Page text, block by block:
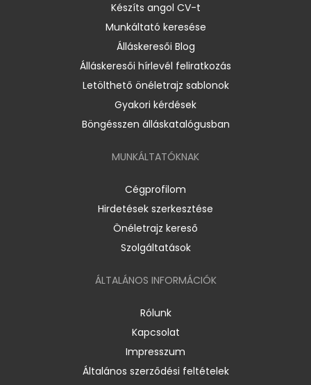
Készíts angol CV-t
Munkáltató keresése
Álláskeresői Blog
Álláskeresői hírlevél feliratkozás
Letölthető önéletrajz sablonok
Gyakori kérdések
Böngésszen álláskatalógusban
MUNKÁLTATÓKNAK
Cégprofilom
Hirdetések szerkesztése
Önéletrajz kereső
Szolgáltatások
ÁLTALÁNOS INFORMÁCIÓK
Rólunk
Kapcsolat
Impresszum
Általános szerződési feltételek